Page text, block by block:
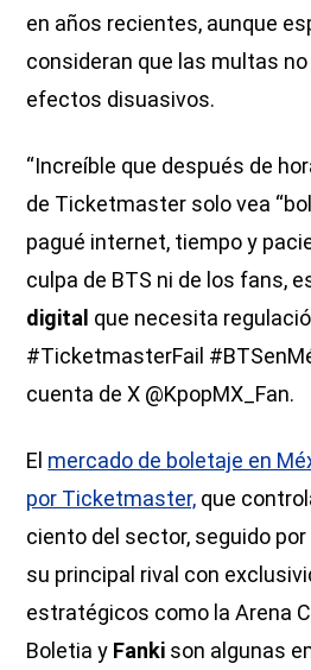
en años recientes, aunque
consideran que las multas
efectos disuasivos.
“Increíble que después de
de Ticketmaster solo vea
pagué internet, tiempo y
culpa de BTS ni de los fans,
digital que necesita
#TicketmasterFail
cuenta de X @KpopMX_Fan.
El mercado de boletaje en
por Ticketmaster, que
ciento del sector, seguido
su principal rival con
estratégicos como la Arena
Boletia y Fanki son algunas